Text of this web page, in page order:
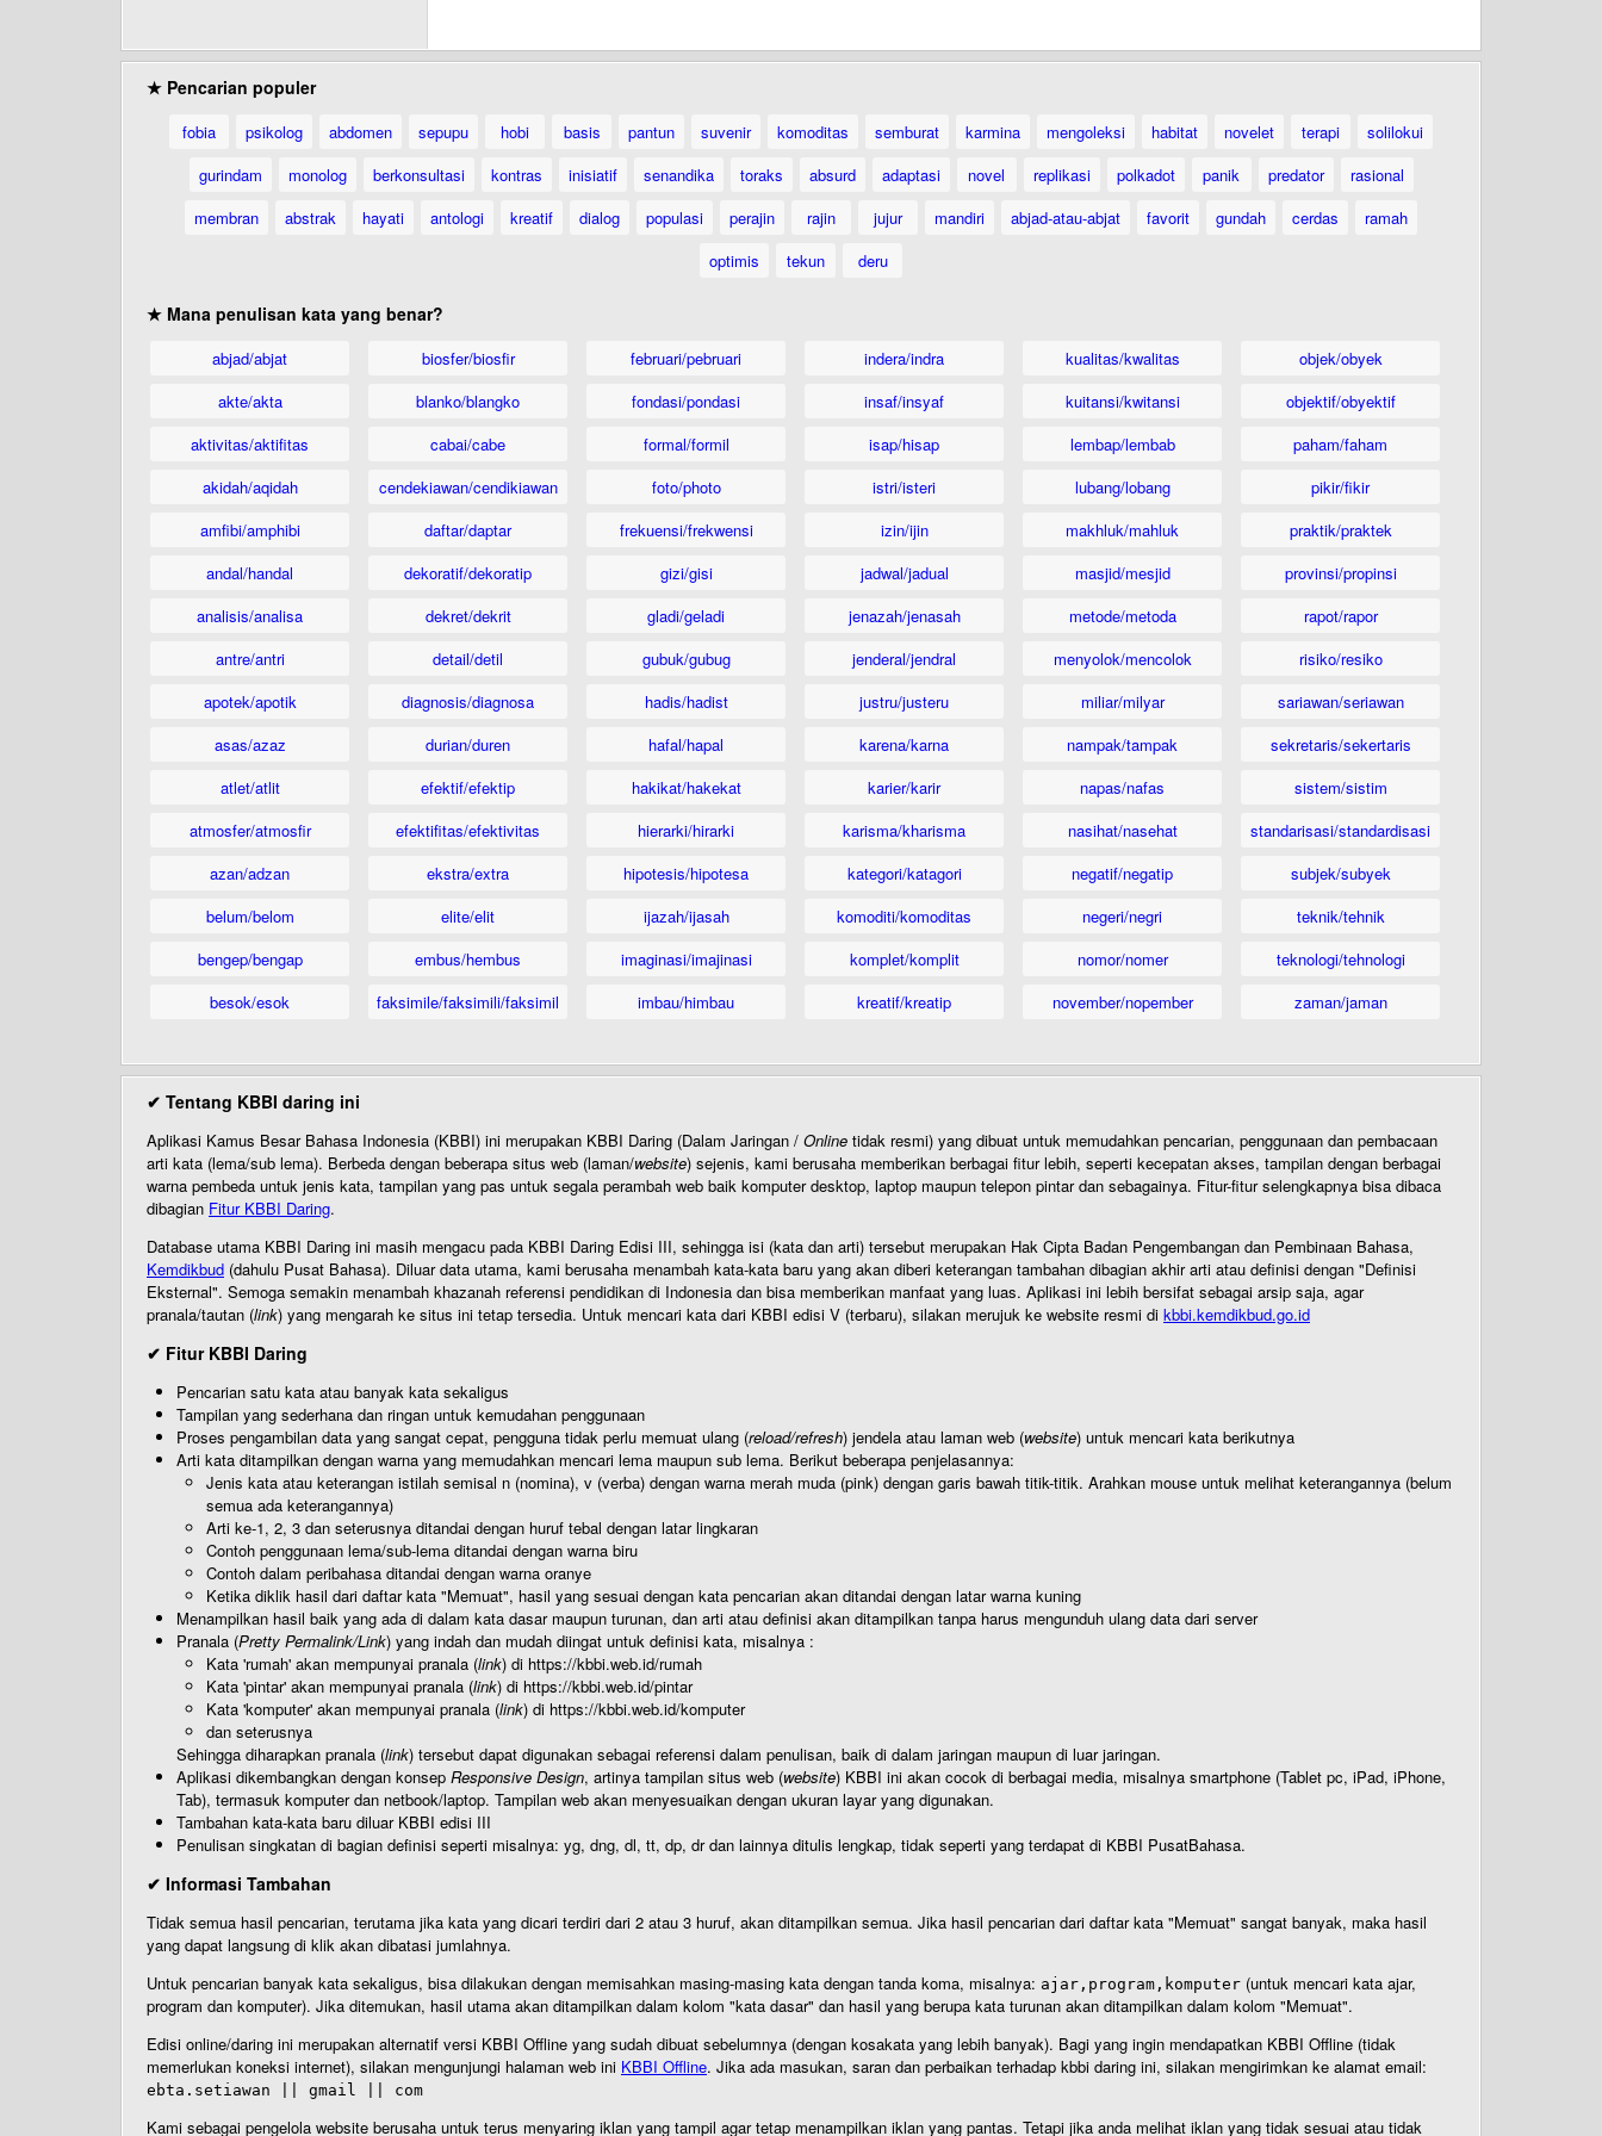
★ Pencarian populer
fobia psikolog abdomen sepupu hobi basis pantun suvenir komoditas semburat karmina mengoleksi habitat novelet terapi
solilokui
gurindam
monolog berkonsultasi kontras inisiatif senandika toraks absurd adaptasi novel replikasi polkadot panik predator
rasional
membran
abstrak hayati antologi kreatif dialog populasi perajin rajin jujur mandiri abjad-atau-abjat favorit gundah cerdas
ramah
optimis
tekun deru
★ Mana penulisan kata yang benar?
abjad/abjat
akte/akta
aktivitas/aktifitas
akidah/aqidah
amfibi/amphibi
andal/handal
analisis/analisa
antre/antri
apotek/apotik
asas/azaz
atlet/atlit
atmosfer/atmosfir
azan/adzan
belum/belom
bengep/bengap
besok/esok
biosfer/biosfir
blanko/blangko
cabai/cabe
cendekiawan/cendikiawan
daftar/daptar
dekoratif/dekoratip
dekret/dekrit
detail/detil
diagnosis/diagnosa
durian/duren
efektif/efektip
efektifitas/efektivitas
ekstra/extra
elite/elit
embus/hembus
faksimile/faksimili/faksimil
februari/pebruari
fondasi/pondasi
formal/formil
foto/photo
frekuensi/frekwensi
gizi/gisi
gladi/geladi
gubuk/gubug
hadis/hadist
hafal/hapal
hakikat/hakekat
hierarki/hirarki
hipotesis/hipotesa
ijazah/ijasah
imaginasi/imajinasi
imbau/himbau
indera/indra
insaf/insyaf
isap/hisap
istri/isteri
izin/ijin
jadwal/jadual
jenazah/jenasah
jenderal/jendral
justru/justeru
karena/karna
karier/karir
karisma/kharisma
kategori/katagori
komoditi/komoditas
komplet/komplit
kreatif/kreatip
kualitas/kwalitas
kuitansi/kwitansi
lembap/lembab
lubang/lobang
makhluk/mahluk
masjid/mesjid
metode/metoda
menyolok/mencolok
miliar/milyar
nampak/tampak
napas/nafas
nasihat/nasehat
negatif/negatip
negeri/negri
nomor/nomer
november/nopember
objek/obyek
objektif/obyektif
paham/faham
pikir/fikir
praktik/praktek
provinsi/propinsi
rapot/rapor
risiko/resiko
sariawan/seriawan
sekretaris/sekertaris
sistem/sistim
standarisasi/standardisasi
subjek/subyek
teknik/tehnik
teknologi/tehnologi
zaman/jaman
✔ Tentang KBBI daring ini
Aplikasi Kamus Besar Bahasa Indonesia (KBBI) ini merupakan KBBI Daring (Dalam Jaringan / Online tidak resmi) yang dibuat untuk memudahkan pencarian, penggunaan dan pembacaan
arti kata (lema/sub lema). Berbeda dengan beberapa situs web (laman/website) sejenis, kami berusaha memberikan berbagai fitur lebih, seperti kecepatan akses, tampilan dengan berbagai
warna pembeda untuk jenis kata, tampilan yang pas untuk segala perambah web baik komputer desktop, laptop maupun telepon pintar dan sebagainya. Fitur-fitur selengkapnya bisa dibaca
dibagian Fitur KBBI Daring.
Database utama KBBI Daring ini masih mengacu pada KBBI Daring Edisi III, sehingga isi (kata dan arti) tersebut merupakan Hak Cipta Badan Pengembangan dan Pembinaan Bahasa,
Kemdikbud (dahulu Pusat Bahasa). Diluar data utama, kami berusaha menambah kata-kata baru yang akan diberi keterangan tambahan dibagian akhir arti atau definisi dengan "Definisi
Eksternal". Semoga semakin menambah khazanah referensi pendidikan di Indonesia dan bisa memberikan manfaat yang luas. Aplikasi ini lebih bersifat sebagai arsip saja, agar
pranala/tautan (link) yang mengarah ke situs ini tetap tersedia. Untuk mencari kata dari KBBI edisi V (terbaru), silakan merujuk ke website resmi di kbbi.kemdikbud.go.id
✔ Fitur KBBI Daring
Pencarian satu kata atau banyak kata sekaligus
Tampilan yang sederhana dan ringan untuk kemudahan penggunaan
Proses pengambilan data yang sangat cepat, pengguna tidak perlu memuat ulang (reload/refresh) jendela atau laman web (website) untuk mencari kata berikutnya
Arti kata ditampilkan dengan warna yang memudahkan mencari lema maupun sub lema. Berikut beberapa penjelasannya:
Jenis kata atau keterangan istilah semisal n (nomina), v (verba) dengan warna merah muda (pink) dengan garis bawah titik-titik. Arahkan mouse untuk melihat keterangannya (belum
semua ada keterangannya)
Arti ke-1, 2, 3 dan seterusnya ditandai dengan huruf tebal dengan latar lingkaran
Contoh penggunaan lema/sub-lema ditandai dengan warna biru
Contoh dalam peribahasa ditandai dengan warna oranye
Ketika diklik hasil dari daftar kata "Memuat", hasil yang sesuai dengan kata pencarian akan ditandai dengan latar warna kuning
Menampilkan hasil baik yang ada di dalam kata dasar maupun turunan, dan arti atau definisi akan ditampilkan tanpa harus mengunduh ulang data dari server
Pranala (Pretty Permalink/Link) yang indah dan mudah diingat untuk definisi kata, misalnya :
Kata 'rumah' akan mempunyai pranala (link) di https://kbbi.web.id/rumah
Kata 'pintar' akan mempunyai pranala (link) di https://kbbi.web.id/pintar
Kata 'komputer' akan mempunyai pranala (link) di https://kbbi.web.id/komputer
dan seterusnya
Sehingga diharapkan pranala (link) tersebut dapat digunakan sebagai referensi dalam penulisan, baik di dalam jaringan maupun di luar jaringan.
Aplikasi dikembangkan dengan konsep Responsive Design, artinya tampilan situs web (website) KBBI ini akan cocok di berbagai media, misalnya smartphone (Tablet pc, iPad, iPhone,
Tab), termasuk komputer dan netbook/laptop. Tampilan web akan menyesuaikan dengan ukuran layar yang digunakan.
Tambahan kata-kata baru diluar KBBI edisi III
Penulisan singkatan di bagian definisi seperti misalnya: yg, dng, dl, tt, dp, dr dan lainnya ditulis lengkap, tidak seperti yang terdapat di KBBI PusatBahasa.
✔ Informasi Tambahan
Tidak semua hasil pencarian, terutama jika kata yang dicari terdiri dari 2 atau 3 huruf, akan ditampilkan semua. Jika hasil pencarian dari daftar kata "Memuat" sangat banyak, maka hasil
yang dapat langsung di klik akan dibatasi jumlahnya.
Untuk pencarian banyak kata sekaligus, bisa dilakukan dengan memisahkan masing-masing kata dengan tanda koma, misalnya: ajar,program,komputer (untuk mencari kata ajar,
program dan komputer). Jika ditemukan, hasil utama akan ditampilkan dalam kolom "kata dasar" dan hasil yang berupa kata turunan akan ditampilkan dalam kolom "Memuat".
Edisi online/daring ini merupakan alternatif versi KBBI Offline yang sudah dibuat sebelumnya (dengan kosakata yang lebih banyak). Bagi yang ingin mendapatkan KBBI Offline (tidak
memerlukan koneksi internet), silakan mengunjungi halaman web ini KBBI Offline. Jika ada masukan, saran dan perbaikan terhadap kbbi daring ini, silakan mengirimkan ke alamat email:
ebta.setiawan || gmail || com
Kami sebagai pengelola website berusaha untuk terus menyaring iklan yang tampil agar tetap menampilkan iklan yang pantas. Tetapi jika anda melihat iklan yang tidak sesuai atau tidak